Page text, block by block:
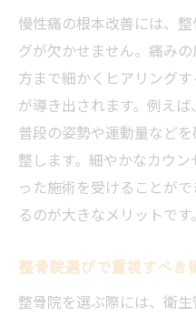
慢性痛の根本改善には、
グが欠かせません。痛み
方まで細かくヒアリング
が導き出されます。例えば
普段の姿勢や運動量など
整します。細やかなカウ
った施術を受けることが
るのが大きなメリットです。
整骨院選びで重視すべき
整骨院を選ぶ際には、衛